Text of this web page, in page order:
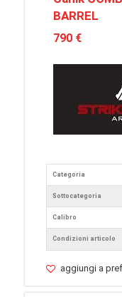
BARREL
790 €
Categoria
Sottocategoria
Calibro
Condizioni articolo
aggiungi a